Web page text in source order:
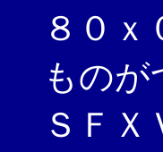
８０
もの
ＳＦ